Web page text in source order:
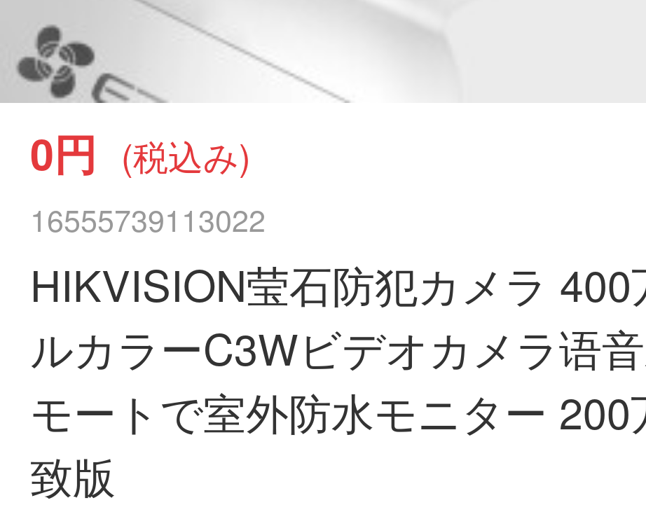
0円 (税込み)
16555739113022
HIKVISION莹石防犯カメラ
ルカラーC3Wビデオカメラ语
モートで室外防水モニター
致版